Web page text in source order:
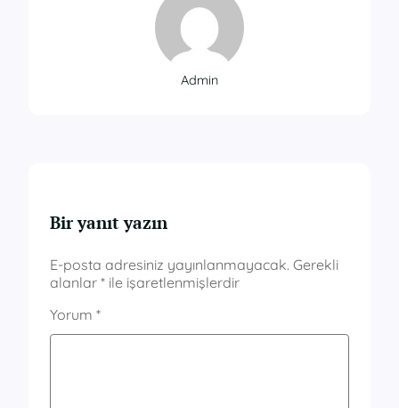
Admin
Bir yanıt yazın
E-posta adresiniz yayınlanmayacak. Gerekli
alanlar * ile işaretlenmişlerdir
Yorum *